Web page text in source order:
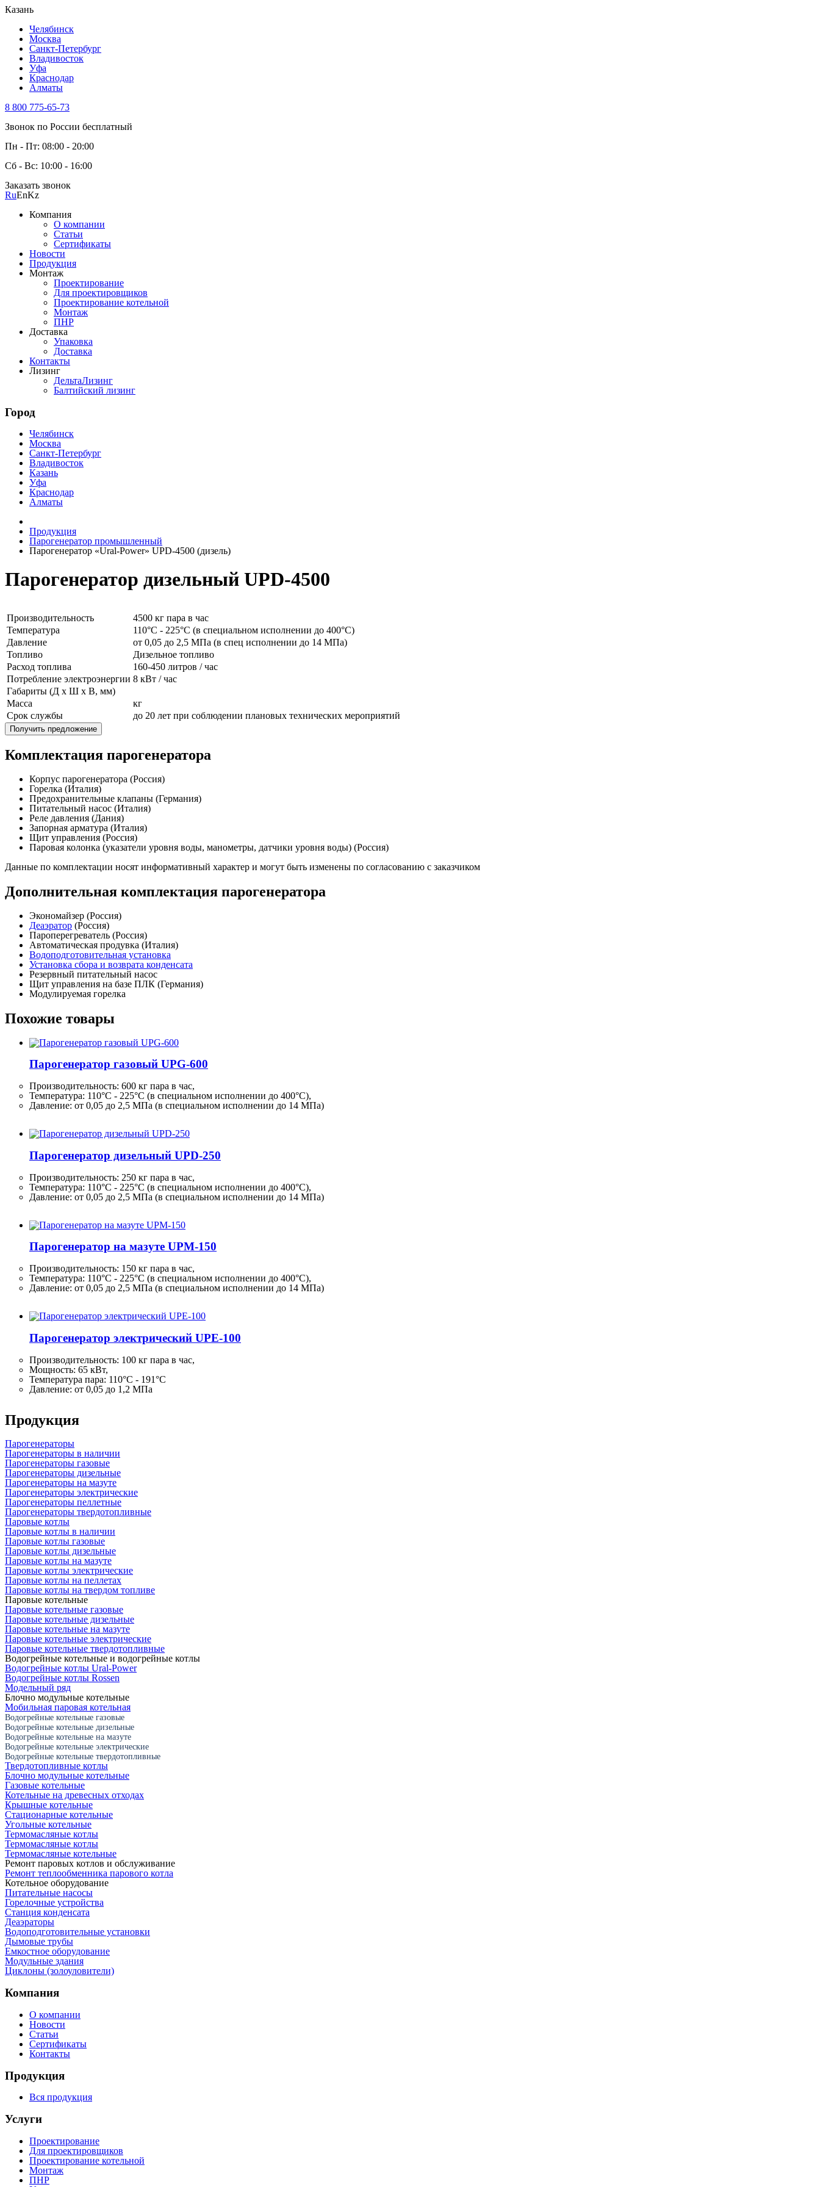
Казань
Челябинск
Москва
Санкт-Петербург
Владивосток
Уфа
Краснодар
Алматы
8 800 775-65-73
Звонок по России бесплатный
Пн - Пт: 08:00 - 20:00
Сб - Вс: 10:00 - 16:00
Заказать звонок
RuEnKz
Компания
О компании
Статьи
Сертификаты
Новости
Продукция
Монтаж
Проектирование
Для проектировщиков
Проектирование котельной
Монтаж
ПНР
Доставка
Упаковка
Доставка
Контакты
Лизинг
ДельтаЛизинг
Балтийский лизинг
Город
Челябинск
Москва
Санкт-Петербург
Владивосток
Казань
Уфа
Краснодар
Алматы
Продукция
Парогенератор промышленный
Парогенератор «Ural-Power» UPD-4500 (дизель)
Парогенератор дизельный UPD-4500
Производительность
4500 кг пара в час
Температура
110°C - 225°C (в специальном исполнении до 400°C)
Давление
от 0,05 до 2,5 МПа (в спец исполнении до 14 МПа)
Топливо
Дизельное топливо
Расход топлива
160-450 литров / час
Потребление электроэнергии 8 кВт / час
Габариты (Д x Ш x В, мм)
Масса
кг
Срок службы
до 20 лет при соблюдении плановых технических мероприятий
Получить предложение
Комплектация парогенератора
Корпус парогенератора (Россия)
Горелка (Италия)
Предохранительные клапаны (Германия)
Питательный насос (Италия)
Реле давления (Дания)
Запорная арматура (Италия)
Щит управления (Россия)
Паровая колонка (указатели уровня воды, манометры, датчики уровня воды) (Россия)
Данные по комплектации носят информативный характер и могут быть изменены по согласованию с заказчиком
Дополнительная комплектация парогенератора
Экономайзер (Россия)
Деаэратор (Россия)
Пароперегреватель (Россия)
Автоматическая продувка (Италия)
Водоподготовительная установка
Установка сбора и возврата конденсата
Резервный питательный насос
Щит управления на базе ПЛК (Германия)
Модулируемая горелка
Похожие товары
Парогенератор газовый UPG-600
Производительность: 600 кг пара в час,
Температура: 110°C - 225°C (в специальном исполнении до 400°C),
Давление: от 0,05 до 2,5 МПа (в специальном исполнении до 14 МПа)
Парогенератор дизельный UPD-250
Производительность: 250 кг пара в час,
Температура: 110°C - 225°C (в специальном исполнении до 400°C),
Давление: от 0,05 до 2,5 МПа (в специальном исполнении до 14 МПа)
Парогенератор на мазуте UPM-150
Производительность: 150 кг пара в час,
Температура: 110°C - 225°C (в специальном исполнении до 400°C),
Давление: от 0,05 до 2,5 МПа (в специальном исполнении до 14 МПа)
Парогенератор электрический UPE-100
Производительность: 100 кг пара в час,
Мощность: 65 кВт,
Температура пара: 110°C - 191°C
Давление: от 0,05 до 1,2 МПа
Продукция
Парогенераторы
Парогенераторы в наличии
Парогенераторы газовые
Парогенераторы дизельные
Парогенераторы на мазуте
Парогенераторы электрические
Парогенераторы пеллетные
Парогенераторы твердотопливные
Паровые котлы
Паровые котлы в наличии
Паровые котлы газовые
Паровые котлы дизельные
Паровые котлы на мазуте
Паровые котлы электрические
Паровые котлы на пеллетах
Паровые котлы на твердом топливе
Паровые котельные
Паровые котельные газовые
Паровые котельные дизельные
Паровые котельные на мазуте
Паровые котельные электрические
Паровые котельные твердотопливные
Водогрейные котельные и водогрейные котлы
Водогрейные котлы Ural-Power
Водогрейные котлы Rossen
Модельный ряд
Блочно модульные котельные
Мобильная паровая котельная
Водогрейные котельные газовые
Водогрейные котельные дизельные
Водогрейные котельные на мазуте
Водогрейные котельные электрические
Водогрейные котельные твердотопливные
Твердотопливные котлы
Блочно модульные котельные
Газовые котельные
Котельные на древесных отходах
Крышные котельные
Стационарные котельные
Угольные котельные
Термомасляные котлы
Термомасляные котлы
Термомасляные котельные
Ремонт паровых котлов и обслуживание
Ремонт теплообменника парового котла
Котельное оборудование
Питательные насосы
Горелочные устройства
Станция конденсата
Деаэраторы
Водоподготовительные установки
Дымовые трубы
Емкостное оборудование
Mодульные здания
Циклоны (золоуловители)
Компания
О компании
Новости
Статьи
Сертификаты
Контакты
Продукция
Вся продукция
Услуги
Проектирование
Для проектировщиков
Проектирование котельной
Монтаж
ПНР